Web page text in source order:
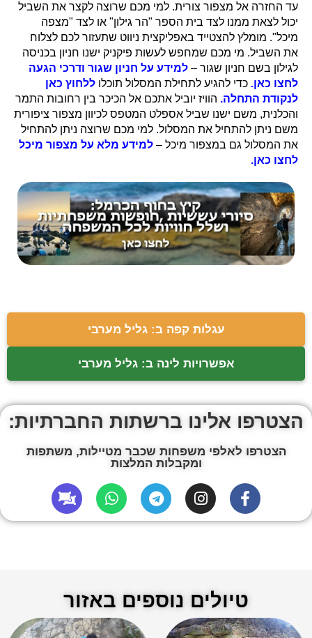
עד החזרה אל מצפור צורית. למי מכם שרוצה לקצר את השביל
יכול לצאת ממנו לצד בית הספר "הר גילון" או לצד "מצפה
מיכל". מומלץ להצטייד באפליקצית ניווט שתעזור לכם לצלוח
את השביל. מי מכם שמחפש לעשות פיקניק ישנו חניון בכניסה
לגילון בשם חניון שגור – למידע על חניון שגור ודרכי הגעה
לחצו כאן. כדי להגיע לתחילת המסלול תוכלו ללחוץ כאן
לנקודת התחלה. הוויז יוביל אתכם אל הכיכר בין רחובות התמר
והכלנית, משם ישנו שביל אספלט המטפס לכיוון מצפור ציפורית
משם ניתן להתחיל את המסלול. למי מכם שרוצה ניתן להתחיל
את המסלול גם במצפור מיכל – למידע מלא על מצפור מיכל
לחצו כאן.
עגלות קפה ב: גליל מערבי
אפשרויות לינה ב: גליל מערבי
הצטרפו אלינו ברשתות החברתיות:
הצטרפו לאלפי משפחות שכבר מטיילות, משתפות
ומקבלות המלצות
טיולים נוספים באזור